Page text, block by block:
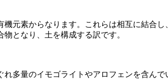
元素からなります。これらは相互に結合
となり、土を構成する訳です。
多量のイモゴライトやアロフェンを含んで